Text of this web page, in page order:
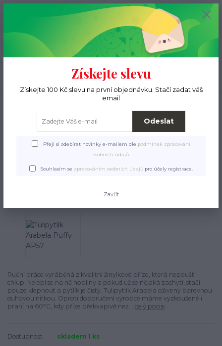
Menu
(Po-Pá, 9-15 hod.)
0 ks
0 Kč
Tulipytlíky Arabela
AP57
Tulipytlík Arabela Puffy
AP57
Ruční práce vyráběná z kvalitní žinylkové příze, která nepouští
chlup. Nelepí se na ně hobliny a pokud už se nějaká zachytí, stačí
pouze klepnout a pytlík je čistý. Tulipytlík Arabela oživený barevnou
duhovou nitkou. Oproti doporučení výrobce máme vyzkoušené i
praní na 60°C, kdy příze překvapivě nez... celý popis
Dostupnost
skladem 1 ks
Získejte slevu
Získejte 100 Kč slevu na první objednávku. Stačí zadat váš
email
Odeslat
Přeji si odebírat novinky e-mailem dle podmínek zpracování
osobních údajů.
Souhlasím se zpracováním osobních údajů pro účely registrace.
Zavřít